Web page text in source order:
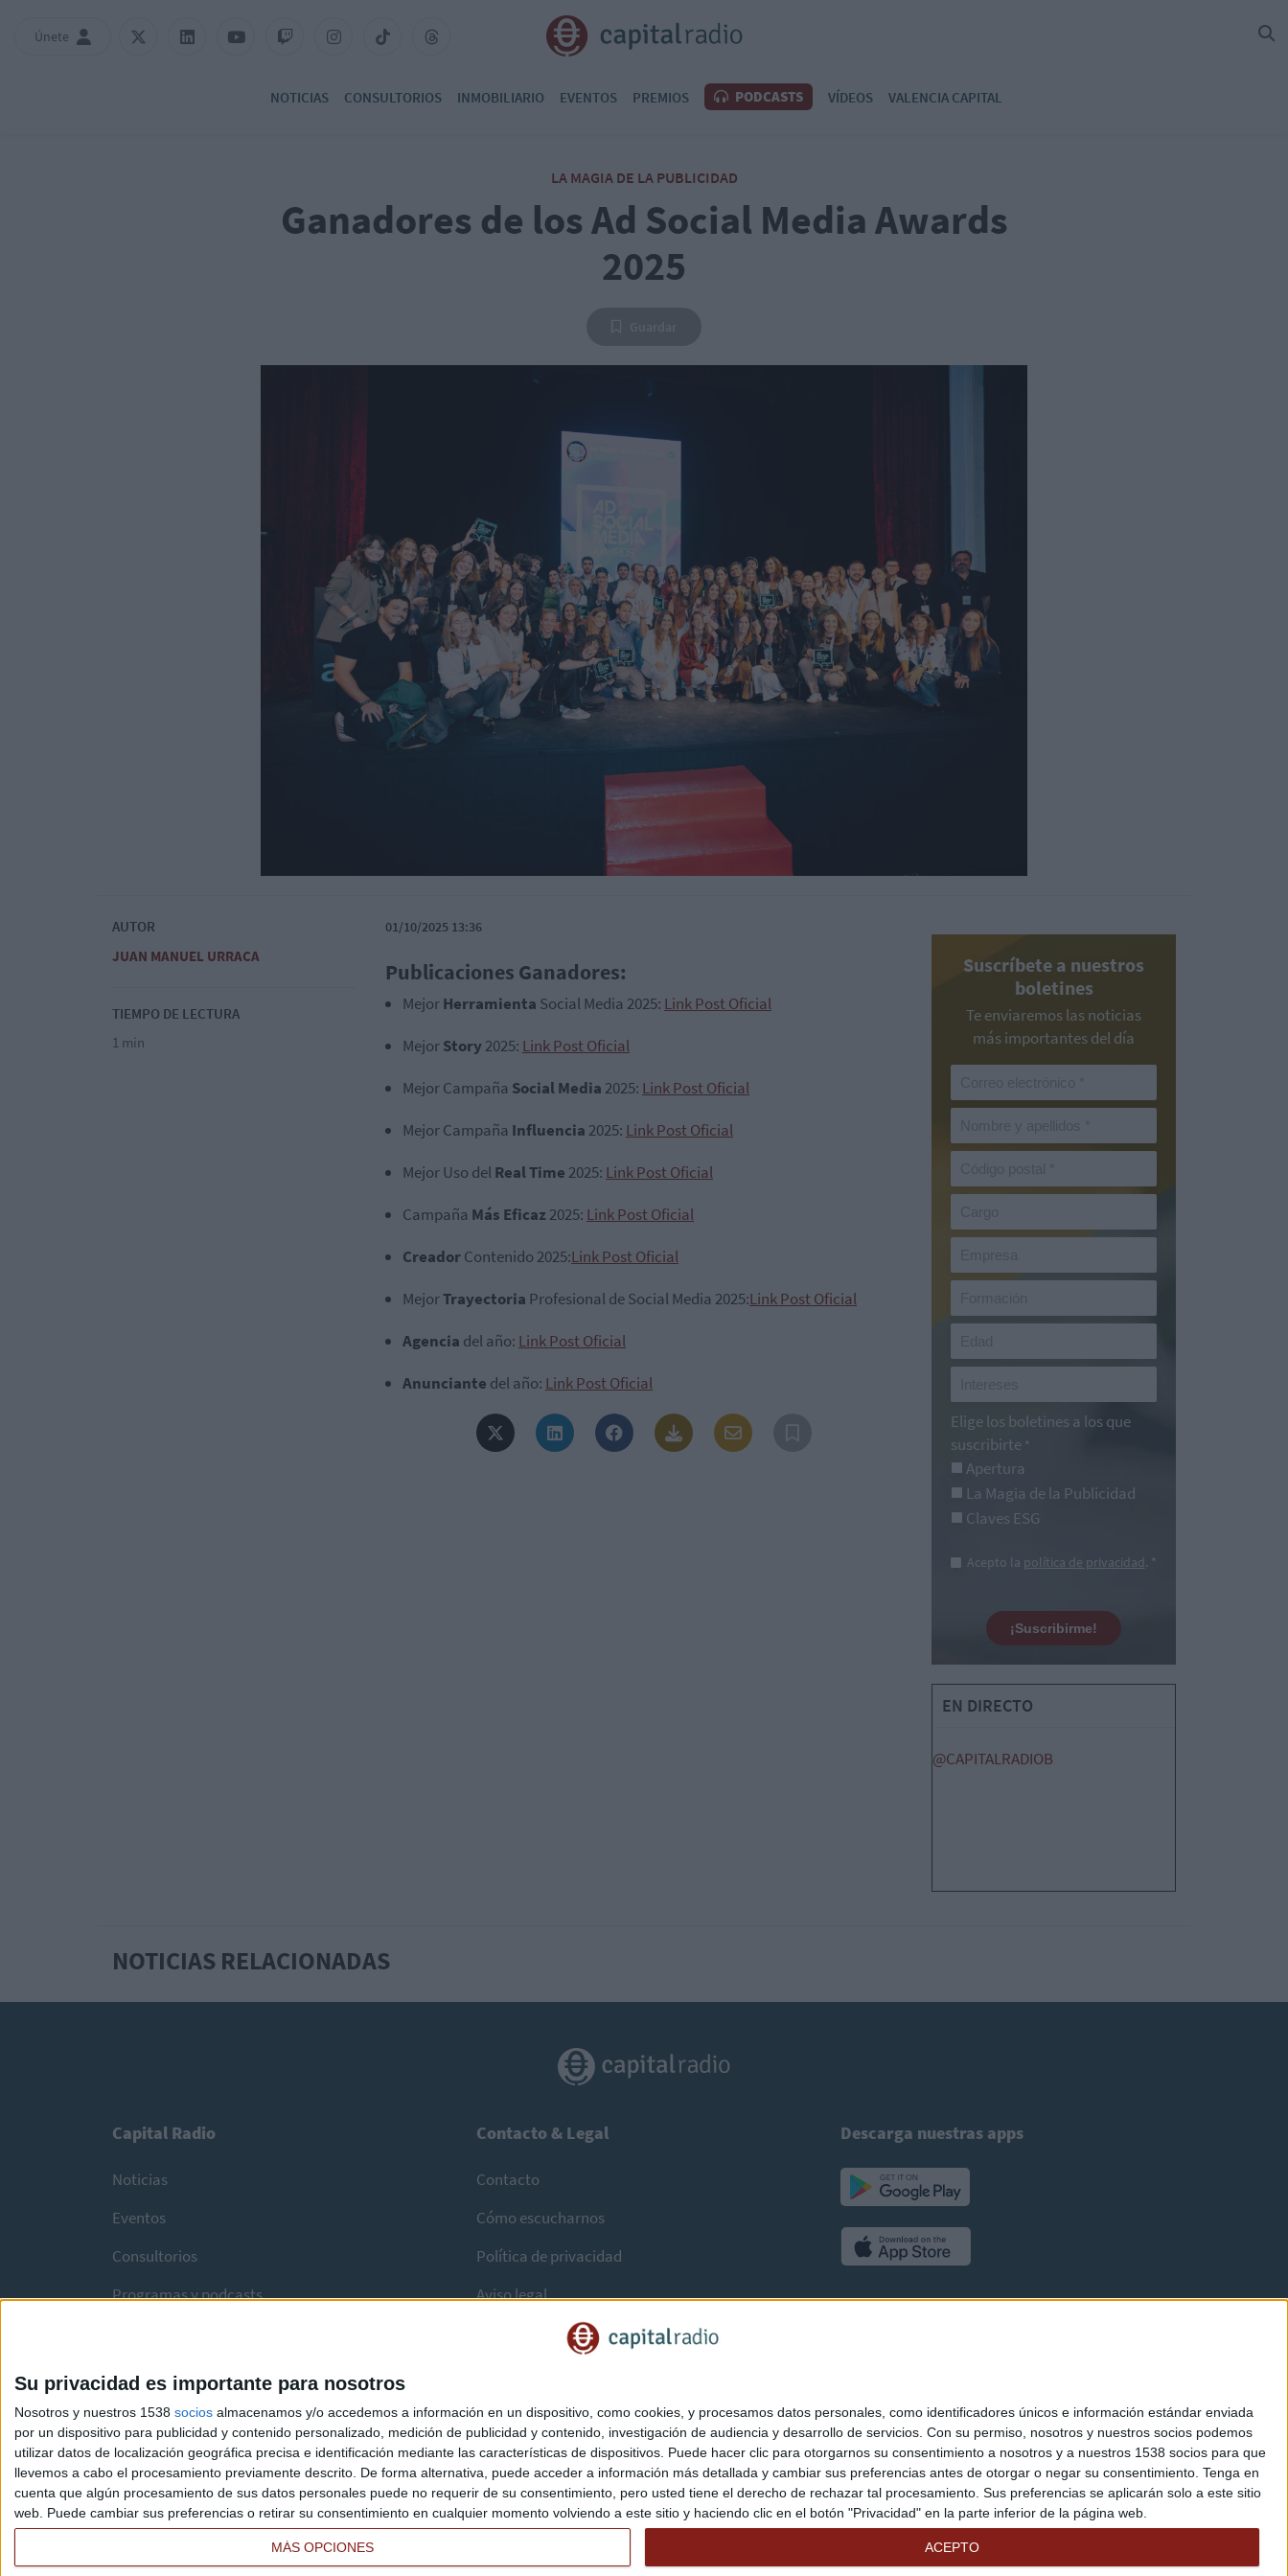
Su privacidad es importante para nosotros
Nosotros y nuestros 1538 socios almacenamos y/o accedemos a información en un dispositivo, como cookies, y procesamos datos personales, como identificadores únicos e información estándar enviada
por un dispositivo para publicidad y contenido personalizado, medición de publicidad y contenido, investigación de audiencia y desarrollo de servicios. Con su permiso, nosotros y nuestros socios podemos
utilizar datos de localización geográfica precisa e identificación mediante las características de dispositivos. Puede hacer clic para otorgarnos su consentimiento a nosotros y a nuestros 1538 socios para que
llevemos a cabo el procesamiento previamente descrito. De forma alternativa, puede acceder a información más detallada y cambiar sus preferencias antes de otorgar o negar su consentimiento. Tenga en
cuenta que algún procesamiento de sus datos personales puede no requerir de su consentimiento, pero usted tiene el derecho de rechazar tal procesamiento. Sus preferencias se aplicarán solo a este sitio
web. Puede cambiar sus preferencias o retirar su consentimiento en cualquier momento volviendo a este sitio y haciendo clic en el botón "Privacidad" en la parte inferior de la página web.
MÁS OPCIONES ACEPTO
Únete
NOTICIAS CONSULTORIOS INMOBILIARIO EVENTOS PREMIOS PODCASTS VÍDEOS VALENCIA CAPITAL
LA MAGIA DE LA PUBLICIDAD
Ganadores de los Ad Social Media Awards
2025
AUTOR
JUAN MANUEL URRACA
TIEMPO DE LECTURA
1 min
01/10/2025 13:36
Publicaciones Ganadores:
MejorHerramienta Social Media 2025: Link Post Oficial
MejorStory2025: Link Post Oficial
Mejor Campaña Social Media 2025: Link Post Oficial
Mejor Campaña Influencia 2025: Link Post Oficial
Mejor Uso delReal Time 2025: Link Post Oficial
Campaña Más Eficaz 2025: Link Post Oficial
CreadorContenido 2025:Link Post Oficial
MejorTrayectoria Profesional de Social Media 2025:Link Post Oficial
Agencia del año: Link Post Oficial
Anunciante del año: Link Post Oficial
Suscríbete a nuestros
boletines
Te enviaremos las noticias
más importantes del día
Elige los boletines a los que
suscribirte *
Apertura
La Magia de la Publicidad
Claves ESG
Acepto la política de privacidad. *
¡Suscribirme!
EN DIRECTO
@CAPITALRADIOB
NOTICIAS RELACIONADAS
Capital Radio
Noticias
Eventos
Consultorios
Programas y podcasts
Contacto & Legal
Contacto
Cómo escucharnos
Política de privacidad
Aviso legal
Descarga nuestras apps